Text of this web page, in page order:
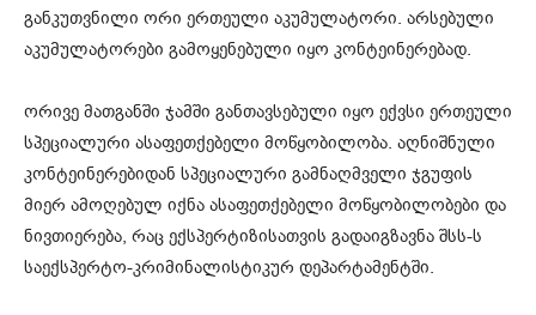
განკუთვნილი ორი ერთეული აკუმულატორი. არსებული
აკუმულატორები გამოყენებული იყო კონტეინერებად.
ორივე მათგანში ჯამში განთავსებული იყო ექვსი ერთეული
სპეციალური ასაფეთქებელი მოწყობილობა. აღნიშნული
კონტეინერებიდან სპეციალური გამნაღმველი ჯგუფის
მიერ ამოღებულ იქნა ასაფეთქებელი მოწყობილობები და
ნივთიერება, რაც ­ექსპერტიზისათვის გადაიგზავნა შსს-ს
საექსპერტო-კრიმინალისტიკურ დეპარტამენტში.